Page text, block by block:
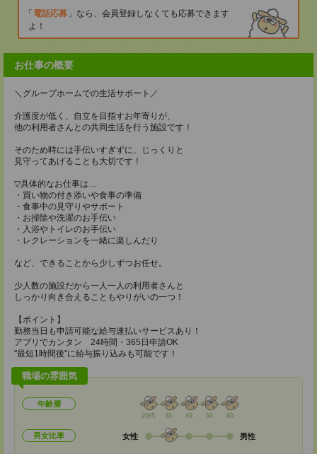
電話応募
なら、会員登録しなくても応募できます
よ！
お仕事の概要
＼グループホームでの生活サポート／
介護度が低く、自立を目指すお年寄りが、
他の利用者さんとの共同生活を行う施設です！
そのため時には手伝いすぎずに、じっくりと
見守ってあげることも大切です！
▽具体的なお仕事は…
・買い物の付き添いや食事の準備
・食事中の見守りやサポート
・お掃除や洗濯のお手伝い
・入浴やトイレのお手伝い
・レクレーションを一緒に楽しんだり
など、できることから少しずつお任せ。
少人数の施設だから一人一人の利用者さんと
しっかり向き合えることもやりがいの一つ！
【ポイント】
勤務当日も申請可能な給与速払いサービスあり！
アプリでカンタン 24時間・365日申請OK
"最短1時間後"に給与振り込みも可能です！
職場の雰囲気
年齢層
20代 30 40 50 60
男女比率 女性 男性